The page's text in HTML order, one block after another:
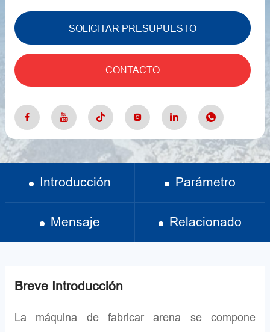
SOLICITAR PRESUPUESTO
CONTACTO
Introducción Parámetro
Mensaje Relacionado
Breve Introducción
La máquina de fabricar arena se compone